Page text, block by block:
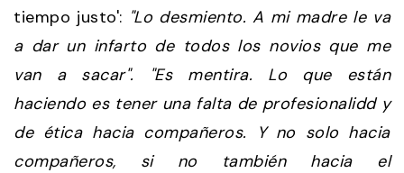
tiempo justo': "Lo desmiento. A mi madre le va
a dar un infarto de todos los novios que me
van a sacar". "Es mentira. Lo que están
haciendo es tener una falta de profesionalidd y
de ética hacia compañeros. Y no solo hacia
compañeros, si no también hacia el